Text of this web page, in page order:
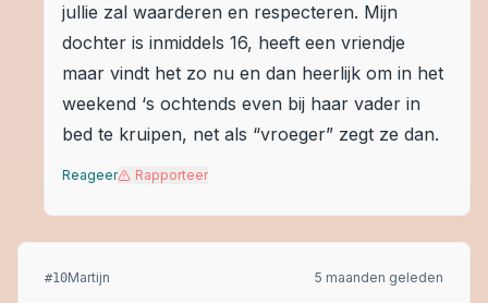
jullie zal waarderen en respecteren. Mijn
dochter is inmiddels 16, heeft een vriendje
maar vindt het zo nu en dan heerlijk om in het
weekend ‘s ochtends even bij haar vader in
bed te kruipen, net als “vroeger” zegt ze dan.
Reageer Rapporteer
#10Martijn 5 maanden geleden